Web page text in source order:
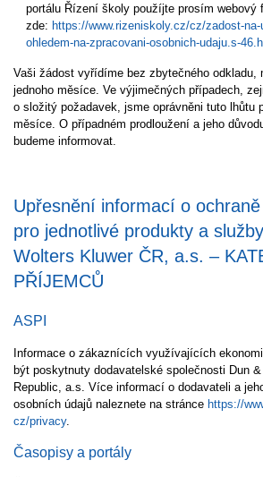
portálu Řízení školy použíjte prosím webový
zde: https://www.rizeniskoly.cz/cz/zadost-na-
ohledem-na-zpracovani-osobnich-udaju.s-
Vaši žádost vyřídíme bez zbytečného odkladu,
jednoho měsíce. Ve výjimečných případech,
o složitý požadavek, jsme oprávněni tuto lhůtu
měsíce. O případném prodloužení a jeho
budeme informovat.
Upřesnění informací o
pro jednotlivé produkty a
Wolters Kluwer ČR, a.s. –
PŘÍJEMCŮ
ASPI
Informace o zákaznících využívajících
být poskytnuty dodavatelské společnosti Dun
Republic, a.s. Více informací o dodavateli a
osobních údajů naleznete na stránce https://
cz/privacy.
Časopisy a portály